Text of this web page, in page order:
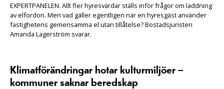
EXPERTPANELEN. Allt fler hyresvärdar ställs inför frågor om laddning
av elfordon. Men vad gäller egentligen när en hyresgäst använder
fastighetens gemensamma el utan tillåtelse? Bostadsjuristen
Amanda Lagerström svarar.
Klimatförändringar hotar kulturmiljöer –
kommuner saknar beredskap